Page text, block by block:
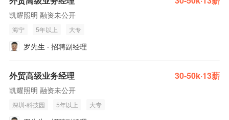
凯耀照明 融资未公开
海宁 5年以上 大专
罗先生 · 招聘副经理
外贸高级业务经理 30-50k·13薪
凯耀照明 融资未公开
深圳-科技园 5年以上 大专